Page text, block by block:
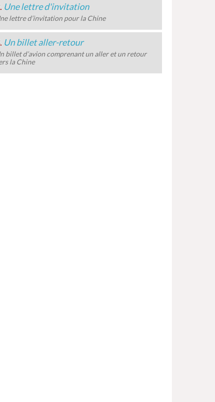
Une lettre d'invitation
lettre d’invitation pour la Chine
Un billet aller-retour
billet d’avion comprenant un aller et un retour
la Chine